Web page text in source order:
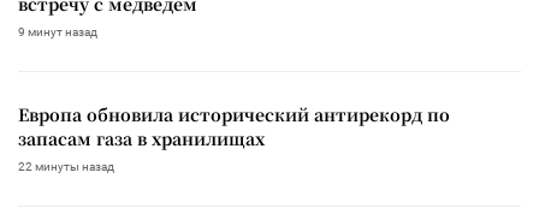
9 минут назад
Европа обновила исторический антирекорд по
запасам газа в хранилищах
22 минуты назад